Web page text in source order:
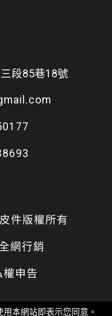
段85巷18號
件版權所有
網行銷
權申告
本網站即表示您同意。